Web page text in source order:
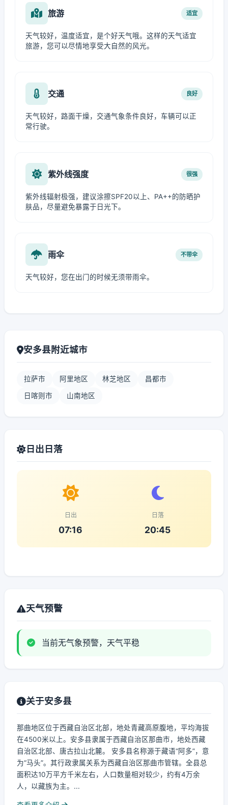
旅游 适宜
天气较好，温度适宜，是个好天气哦。这样的天气适宜
旅游，您可以尽情地享受大自然的风光。
交通 良好
天气较好，路面干燥，交通气象条件良好，车辆可以正
常行驶。
紫外线强度 很强
紫外线辐射极强，建议涂擦SPF20以上、PA++的防晒护
肤品，尽量避免暴露于日光下。
雨伞 不带伞
天气较好，您在出门的时候无须带雨伞。
安多县附近城市
拉萨市 阿里地区 林芝地区 昌都市
日喀则市 山南地区
日出日落
日出
07:16
日落
20:45
天气预警
当前无气象预警，天气平稳
关于安多县
那曲地区位于西藏自治区北部，地处青藏高原腹地，平均海拔
在4500米以上。安多县隶属于西藏自治区那曲市，地处西藏
自治区北部、唐古拉山北麓。 安多县名称源于藏语“阿多”，意
为“马头”。其行政隶属关系为西藏自治区那曲市管辖。全县总
面积达10万平方千米左右，人口数量相对较少，约有4万余
人，以藏族为主。...